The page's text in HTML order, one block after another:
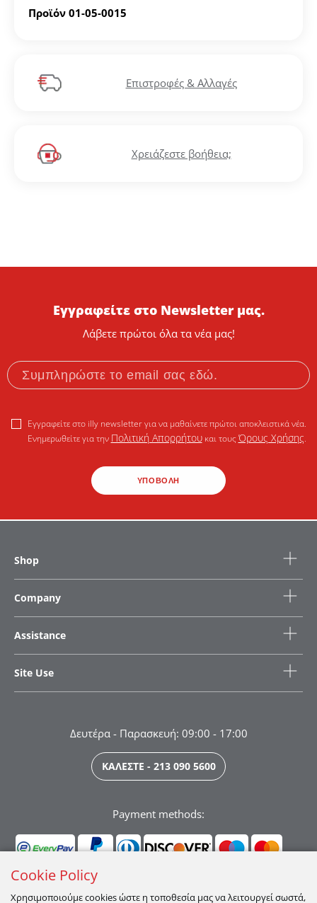
Προϊόν 01-05-0015
Επιστροφές & Αλλαγές
Χρειάζεστε βοήθεια;
Εγγραφείτε στο Newsletter μας.
Λάβετε πρώτοι όλα τα νέα μας!
ΥΠΟΒΟΛΗ
Εγγραφείτε στο illy newsletter για να μαθαίνετε πρώτοι αποκλειστικά νέα.
Ενημερωθείτε για την Πολιτική Απορρήτουκαι τουςΌρους Χρήσης.
Shop
Company
Assistance
Site Use
Δευτέρα - Παρασκευή: 09:00 - 17:00
ΚΑΛΕΣΤΕ - 213 090 5600
Payment methods:
Cookie Policy
Χρησιμοποιούμε cookies ώστε η τοποθεσία μας να λειτουργεί σωστά,